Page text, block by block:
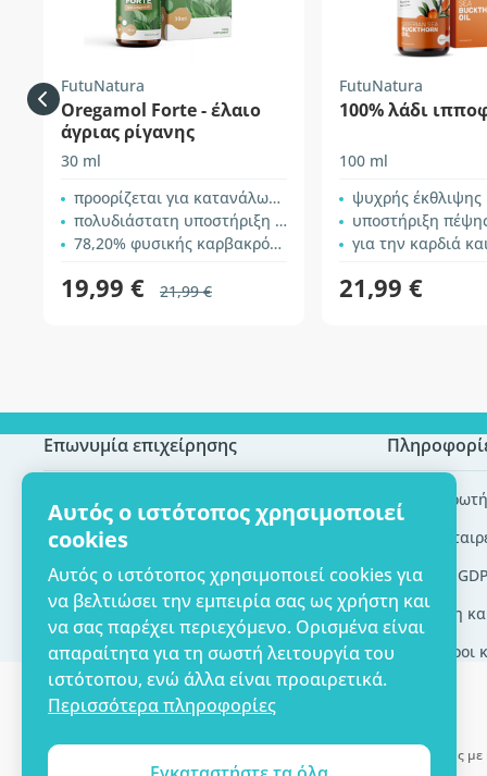
Αυτός ο ιστότοπος χρησιμοποιεί
cookies
Αυτός ο ιστότοπος χρησιμοποιεί cookies για
να βελτιώσει την εμπειρία σας ως χρήστη και
να σας παρέχει περιεχόμενο. Ορισμένα είναι
απαραίτητα για τη σωστή λειτουργία του
ιστότοπου, ενώ άλλα είναι προαιρετικά.
Περισσότερα πληροφορίες
FutuNatura
Oregamol Forte - έλαιο
άγριας ρίγανης
30 ml
προορίζεται για κατανάλωση
πολυδιάστατη υποστήριξη του σώματος
78,20% φυσικής καρβακρόλης
19,99 € 21,99 €
FutuNatura
100% λάδι
100 ml
ψυχρής έκθλιψης
υποστήριξη
για την καρδιά
21,99 €
Επωνυμία επιχείρησης
Πιστοποίηση ECO
Επικοινωνία
Σχετικά με εμάς
Συχνές
Brands/
Εργαλεία
Παράδοση
Γενικοί όροι
Δυνατότητα πληρωμής